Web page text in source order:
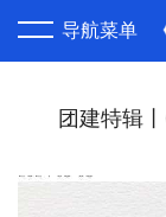
导航菜单
团建特辑